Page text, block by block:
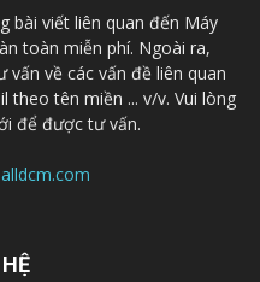
bài viết liên quan đến Máy
toàn miễn phí. Ngoài ra,
vấn về các vấn đề liên quan
theo tên miền ... v/v. Vui lòng
để được tư vấn.